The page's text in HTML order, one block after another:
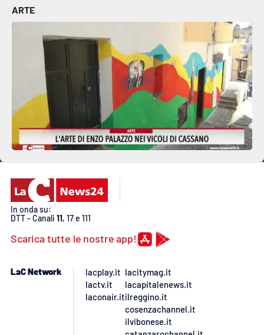
ARTE
In onda su:
DTT - Canali 11, 17 e 111
Scarica tutte le nostre app!
LaC Network
lacplay.it
lactv.it
laconair.it
lacitymag.it
lacapitalenews.it
ilreggino.it
cosenzachannel.it
ilvibonese.it